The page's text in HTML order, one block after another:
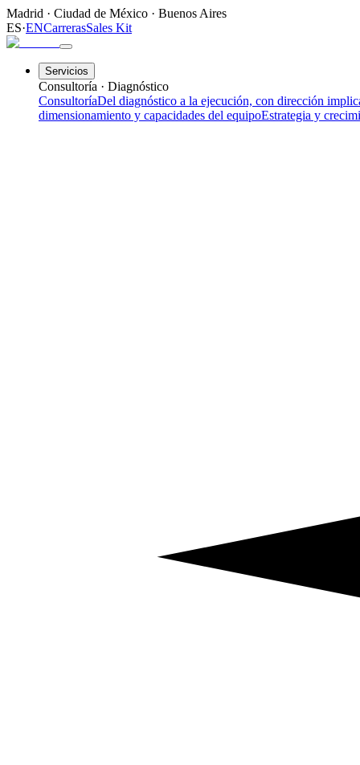
Madrid · Ciudad de México · Buenos Aires
ES·ENCarrerasSales Kit
Servicios
Consultoría · Diagnóstico
ConsultoríaDel diagnóstico a la ejecución, con dirección
dimensionamiento y capacidades del equipoEstrategia y